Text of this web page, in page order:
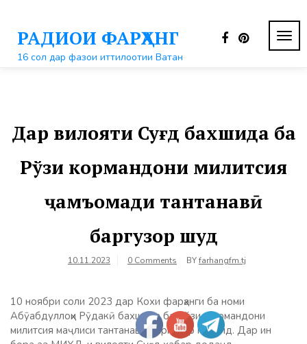
контентуРАДИОИ ФАРҲАНГ
16 сол дар фазои иттилоотии Ватан
Дар вилояти Суғд бахшида ба
Рўзи кормандони милитсия
ҷамъомади тантанавӣ
баргузор шуд
10.11.2023 0 Comments BYfarhangfm.tj
10 ноябри соли 2023 дар Кохи фарҳанги ба номи
Абӯабдуллоҳи Рӯдакӣ​ бахшида ба Рўзи ​ кормандони
милитсия маҷлиси тантанавӣ баргузор гардид. Дар ин